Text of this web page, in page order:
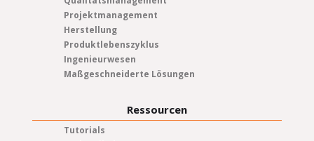
Projektmanagement
Herstellung
Produktlebenszyklus
Ingenieurwesen
Maßgeschneiderte Lösungen
Ressourcen
Tutorials